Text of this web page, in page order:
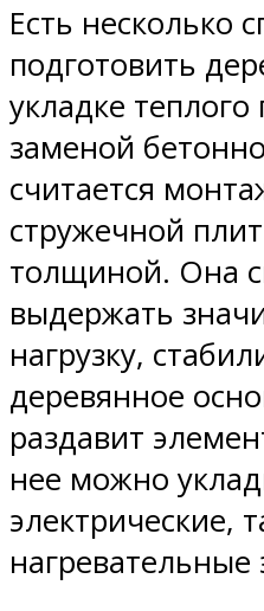
Есть несколько
подготовить
укладке
заменой
считается
стружечной
толщиной. Она
выдержать
нагрузку,
деревянное
раздавит
нее можно
электрические,